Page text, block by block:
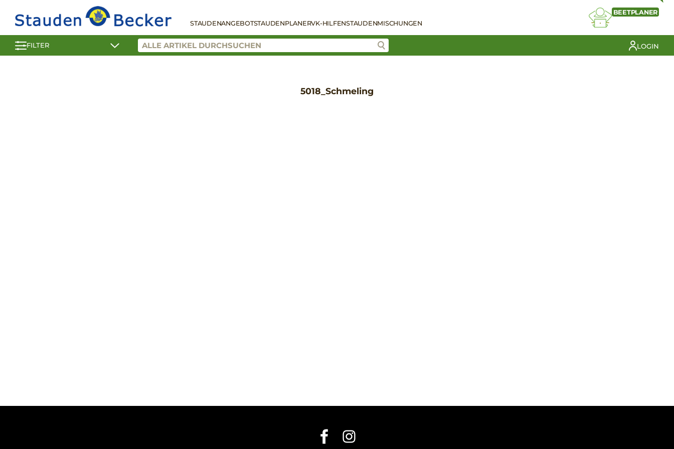
STAUDENANGEBOTSTAUDENPLANERVK-HILFENSTAUDENMISCHUNGEN
BEETPLANER
FILTER LOGIN
5018_Schmeling